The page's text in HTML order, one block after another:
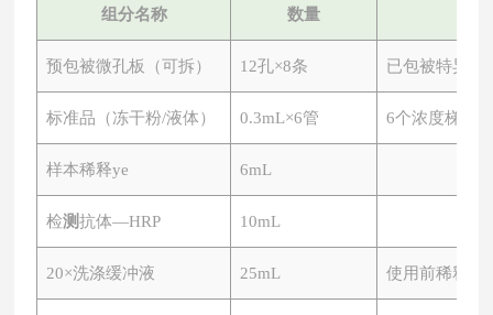
组分名称 数量
预包被微孔板（可拆） 12孔×8条 已包被特异性
标准品（冻干粉/液体） 0.3mL×6管 6个浓度梯度
样本稀释ye 6mL
检测抗体—HRP 10mL
20×洗涤缓冲液 25mL 使用前稀释